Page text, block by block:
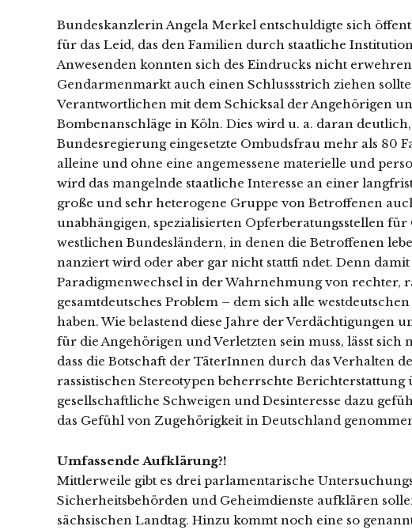
Bundeskanzlerin Angela Merkel entschuldigte sich
für das Leid, das den Familien durch staatliche
Anwesenden konnten sich des Eindrucks nicht
Gendarmenmarkt auch einen Schlussstrich ziehen
Verantwortlichen mit dem Schicksal der Angehörigen
Bombenanschläge in Köln. Dies wird u. a. daran
Bundesregierung eingesetzte Ombudsfrau mehr als 80
alleine und ohne eine angemessene materielle und
wird das mangelnde staatliche Interesse an einer
große und sehr heterogene Gruppe von Betroffenen
unabhängigen, spezialisierten Opferberatungsstellen
westlichen Bundesländern, in denen die Betroffenen
nanziert wird oder aber gar nicht stattfi ndet. Denn
Paradigmenwechsel in der Wahrnehmung von rechter,
gesamtdeutsches Problem – dem sich alle
haben. Wie belastend diese Jahre der Verdächtigungen
für die Angehörigen und Verletzten sein muss, lässt
dass die Botschaft der TäterInnen durch das Verhalten
rassistischen Stereotypen beherrschte
gesellschaftliche Schweigen und Desinteresse dazu
das Gefühl von Zugehörigkeit in Deutschland
Umfassende Aufklärung?!
Mittlerweile gibt es drei parlamentarische
Sicherheitsbehörden und Geheimdienste aufklären
sächsischen Landtag. Hinzu kommt noch eine so